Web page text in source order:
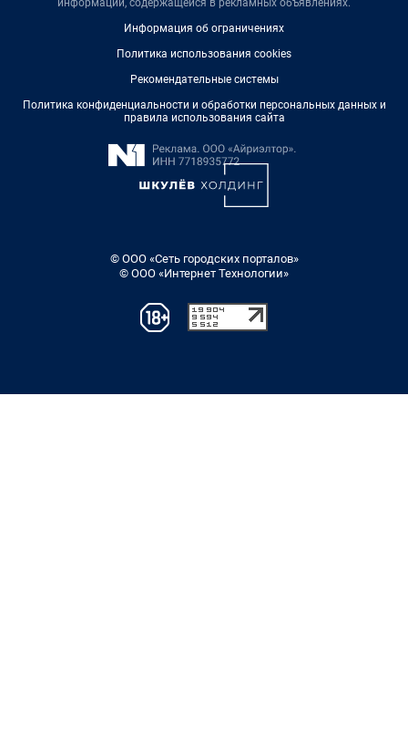
информации, содержащейся в рекламных объявлениях.
Информация об ограничениях
Политика использования cookies
Рекомендательные системы
Политика конфиденциальности и обработки персональных данных и
правила использования сайта
© ООО «Сеть городских порталов»
© ООО «Интернет Технологии»